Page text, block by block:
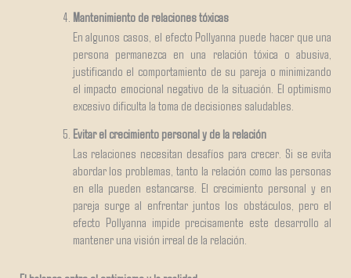
Mantenimiento de relaciones tóxicas
En algunos casos, el efecto Pollyanna puede hacer que una
persona permanezca en una relación tóxica o abusiva,
justificando el comportamiento de su pareja o minimizando
el impacto emocional negativo de la situación. El optimismo
excesivo dificulta la toma de decisiones saludables.
Evitar el crecimiento personal y de la relación
Las relaciones necesitan desafíos para crecer. Si se evita
abordar los problemas, tanto la relación como las personas
en ella pueden estancarse. El crecimiento personal y en
pareja surge al enfrentar juntos los obstáculos, pero el
efecto Pollyanna impide precisamente este desarrollo al
mantener una visión irreal de la relación.